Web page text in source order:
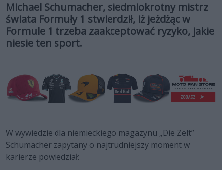
Michael Schumacher, siedmiokrotny mistrz
świata Formuły 1 stwierdził, iż jeżdżąc w
Formule 1 trzeba zaakceptować ryzyko, jakie
niesie ten sport.
W wywiedzie dla niemieckiego magazynu „Die Zelt”
Schumacher zapytany o najtrudniejszy moment w
karierze powiedział: